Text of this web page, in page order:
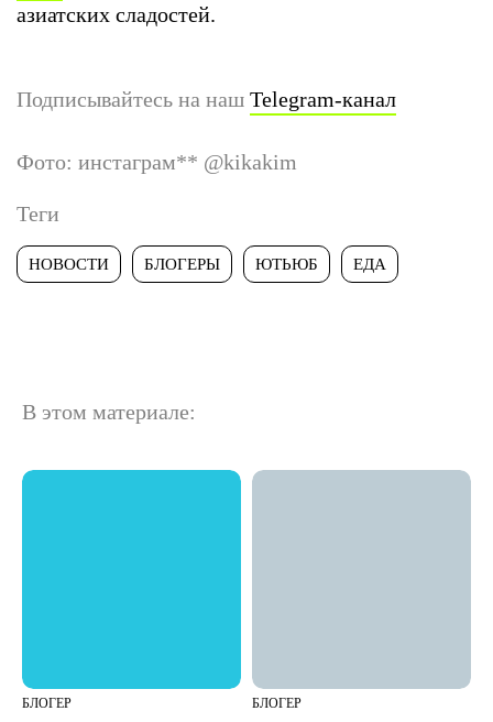
азиатских сладостей.
Подписывайтесь на наш Telegram-канал
Фото: инстаграм** @kikakim
Теги
НОВОСТИ БЛОГЕРЫ ЮТЬЮБ ЕДА
В этом материале:
БЛОГЕР БЛОГЕР